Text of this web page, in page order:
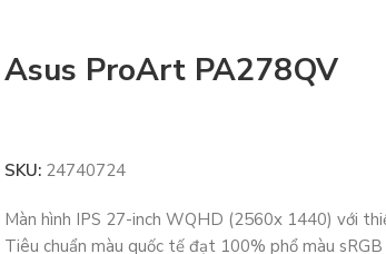
Asus ProArt PA278QV
SKU: 24740724
Màn hình IPS 27-inch WQHD (2560x 1440) với
Tiêu chuẩn màu quốc tế đạt 100% phổ màu